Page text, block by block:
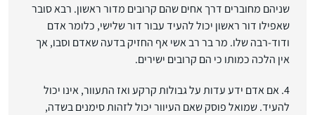
שניהם מחוברים דרך אחים שהם קרובים מדור ראשון. רבא סובר
שאפילו דור ראשון יכול להעיד עבור דור שלישי, כלומר אדם
ודוד-רבה שלו. מר בר רב אשי אף החזיק בדעה שאדם וסבו, אך
אין הלכה כמותו כי הם קרובים ישירים.
4. אם אדם ידע עדות על גבולות קרקע ואז התעוור, אינו יכול
להעיד. שמואל פוסק שאם העיוור יכול לזהות סימנים בשדה,